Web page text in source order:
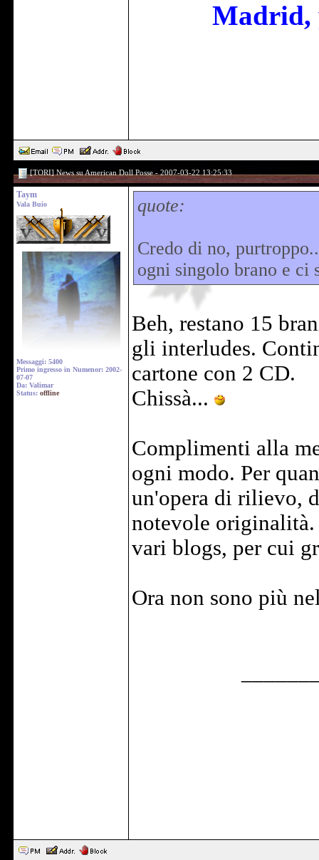
Madrid,
[TORI] News su American Doll Posse - 2007-03-22 13:25:33
Taym
Vala Buio
Messaggi: 5400
Primo ingresso in Numenor: 2002-
07-07
Da: Valimar
Status: offline
quote:
Credo di no,
ogni singolo brano e ci
Beh, restano 15
gli interludes.
cartone con 2 CD.
Chissà...
Complimenti alla
ogni modo. Per
un'opera di rilievo,
notevole originalità.
vari blogs, per cui
Ora non sono più